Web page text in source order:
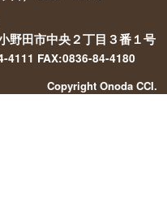
野田市中央２丁目３番１号
4111 FAX:0836-84-4180
Copyright Onoda CCI.